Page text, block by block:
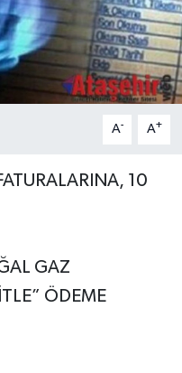
A- A+
10
GAZ
ÖDEME